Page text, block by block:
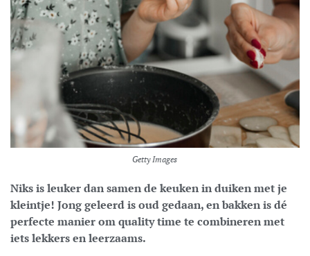
Getty Images
Niks is leuker dan samen de keuken in duiken met je
kleintje! Jong geleerd is oud gedaan, en bakken is dé
perfecte manier om quality time te combineren met
iets lekkers en leerzaams.